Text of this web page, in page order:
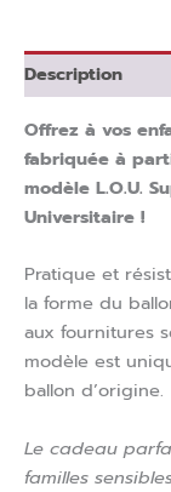
Description
Offrez à vos
fabriquée à
modèle L.O.U.
Universitaire !
Pratique et
la forme du
aux fournitures
modèle est
ballon d’origine.
Le cadeau
familles